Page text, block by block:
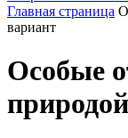
Главная страница
вариант
Особые